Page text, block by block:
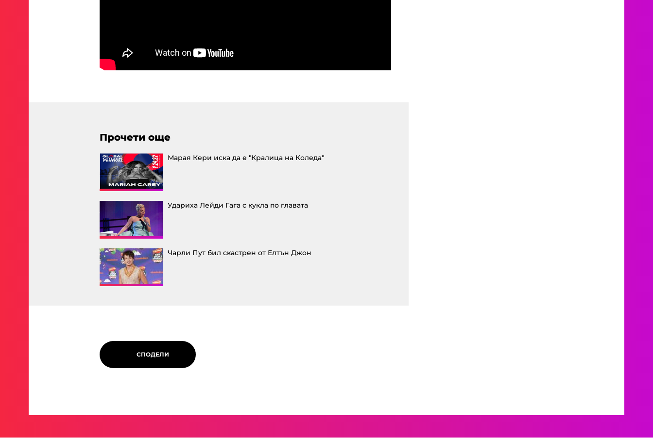
Прочети още
Марая Кери иска да е "Кралица на Коледа"
Удариха Лейди Гага с кукла по главата
Чарли Пут бил скастрен от Елтън Джон
СПОДЕЛИ